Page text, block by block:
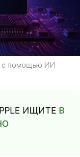
с помощью ИИ
ИЩИТЕ В